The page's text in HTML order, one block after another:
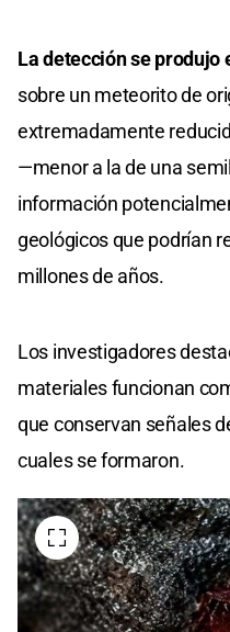
La detección se produjo
sobre un meteorito de
extremadamente
—menor a la de una
información
geológicos que podrían
millones de años.
Los investigadores
materiales funcionan
que conservan señales
cuales se formaron.